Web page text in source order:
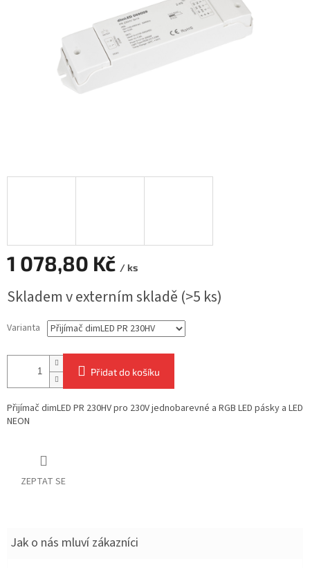
1 078,80 Kč / ks
cena:
Skladem v externím skladě (>5 ks)
Varianta
Přidat do košíku
Přijímač dimLED PR 230HV pro 230V jednobarevné a RGB LED pásky a LED
NEON
ZEPTAT SE
Jak o nás mluví zákazníci